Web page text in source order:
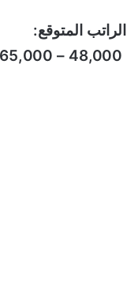
الراتب المتوقع: